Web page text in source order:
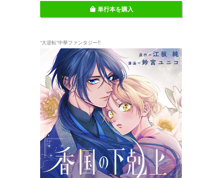
単行本を購入
“大逆転”中華ファンタジー!!